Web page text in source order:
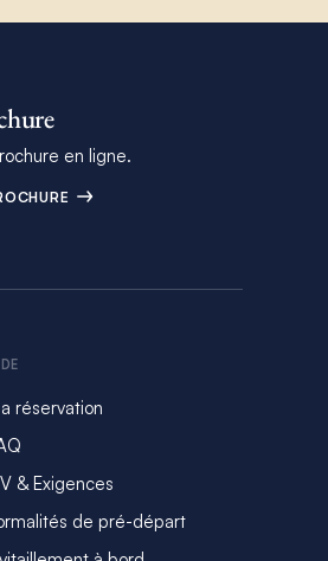
en ligne.
réservation
& Exigences
de pré-départ